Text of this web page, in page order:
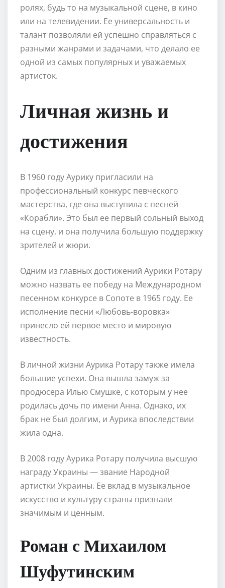
ролях, будь то на музыкальной сцене, в кино
или на телевидении. Ее универсальность и
талант позволяли ей успешно справляться с
разными жанрами и задачами, что делало ее
одной из самых популярных и уважаемых
артисток.
Личная жизнь и
достижения
В 1960 году Аурику пригласили на
профессиональный конкурс певческого
мастерства, где она выступила с песней
«Корабли». Это был ее первый сольный выход
на сцену, и она получила большую поддержку
зрителей и жюри.
Одним из главных достижений Аурики Ротару
можно назвать ее победу на Международном
песенном конкурсе в Сопоте в 1965 году. Ее
исполнение песни «Любовь-воровка»
принесло ей первое место и мировую
известность.
В личной жизни Аурика Ротару также имела
большие успехи. Она вышла замуж за
продюсера Илью Смушке, с которым у нее
родилась дочь по имени Анна. Однако, их
брак не был долгим, и Аурика впоследствии
жила одна.
В 2008 году Аурика Ротару получила высшую
награду Украины — звание Народной
артистки Украины. Ее вклад в музыкальное
искусство и культуру страны признали
значимым и ценным.
Роман с Михаилом
Шуфутинским